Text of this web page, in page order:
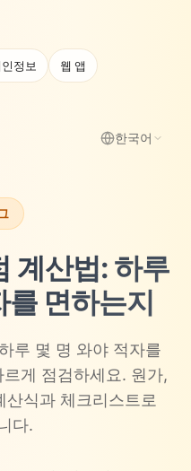
정보 웹 앱
한국어
계산법: 하루
를 면하는지
루 몇 명 와야 적자를
게 점검하세요. 원가,
산식과 체크리스트로
다.